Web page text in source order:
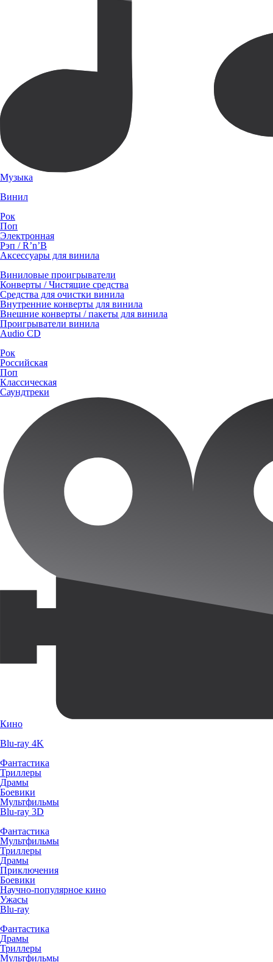
Музыка
Винил
Рок
Поп
Электронная
Рэп / R’n’B
Аксессуары для винила
Виниловые проигрыватели
Конверты / Чистящие средства
Средства для очистки винила
Внутренние конверты для винила
Внешние конверты / пакеты для винила
Проигрыватели винила
Audio CD
Рок
Российская
Поп
Классическая
Саундтреки
Кино
Blu-ray 4K
Фантастика
Триллеры
Драмы
Боевики
Мультфильмы
Blu-ray 3D
Фантастика
Мультфильмы
Триллеры
Драмы
Приключения
Боевики
Научно-популярное кино
Ужасы
Blu-ray
Фантастика
Драмы
Триллеры
Мультфильмы